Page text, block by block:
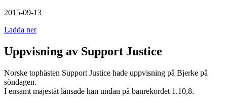
2015-09-13
Ladda ner
Uppvisning av Support Justice
Norske tophästen Support Justice hade uppvisning på Bjerke på
söndagen.
I ensamt majestät länsade han undan på banrekordet 1.10,8.